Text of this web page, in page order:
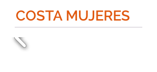
COSTA MUJERES